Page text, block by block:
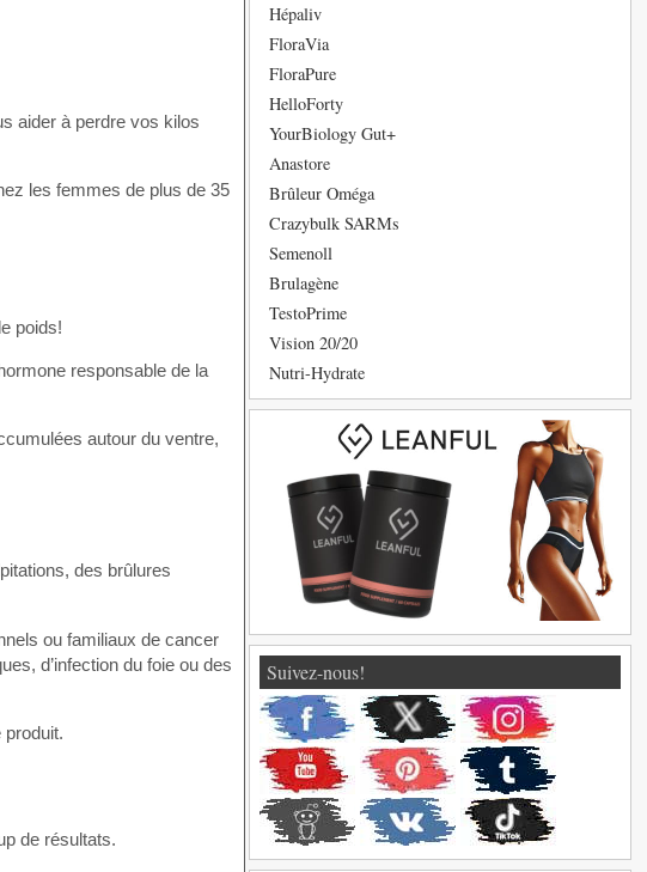
aider à perdre vos kilos
les femmes de plus de 35
poids!
responsable de la
autour du ventre,
des brûlures
ou familiaux de cancer
d’infection du foie ou des
de résultats.
Hépaliv
FloraVia
FloraPure
HelloForty
YourBiology Gut+
Anastore
Brûleur Oméga
Crazybulk SARMs
Semenoll
Brulagène
TestoPrime
Vision 20/20
Nutri-Hydrate
Suivez-nous!